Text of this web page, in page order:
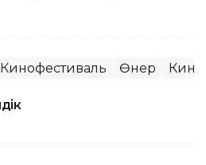
Кинофестиваль Өнер Кино